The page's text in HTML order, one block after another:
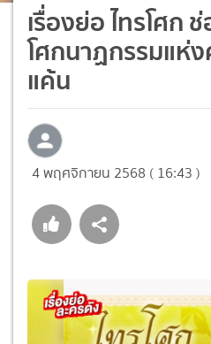
เรื่องย่อ ไทรโศก
โศกนาฏกรรมแห่
แค้น
4 พฤศจิกายน 2568 ( 16:43 )